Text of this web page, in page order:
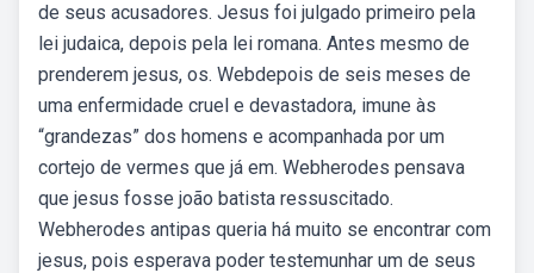
de seus acusadores. Jesus foi julgado primeiro pela
lei judaica, depois pela lei romana. Antes mesmo de
prenderem jesus, os. Webdepois de seis meses de
uma enfermidade cruel e devastadora, imune às
“grandezas” dos homens e acompanhada por um
cortejo de vermes que já em. Webherodes pensava
que jesus fosse joão batista ressuscitado.
Webherodes antipas queria há muito se encontrar com
jesus, pois esperava poder testemunhar um de seus